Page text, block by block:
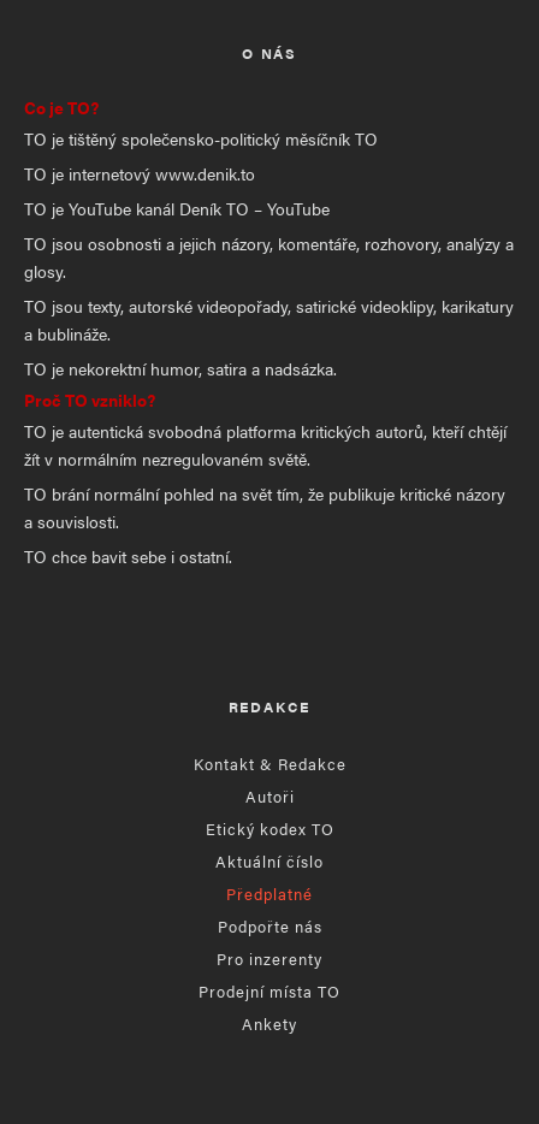
O NÁS
Co je TO?
TO je tištěný společensko-politický měsíčník TO
TO je internetový www.denik.to
TO je YouTube kanál Deník TO – YouTube
TO jsou osobnosti a jejich názory, komentáře, rozhovory, analýzy a
glosy.
TO jsou texty, autorské videopořady, satirické videoklipy, karikatury
a bublináže.
TO je nekorektní humor, satira a nadsázka.
Proč TO vzniklo?
TO je autentická svobodná platforma kritických autorů, kteří chtějí
žít v normálním nezregulovaném světě.
TO brání normální pohled na svět tím, že publikuje kritické názory
a souvislosti.
TO chce bavit sebe i ostatní.
REDAKCE
Kontakt & Redakce
Autoři
Etický kodex TO
Aktuální číslo
Předplatné
Podpořte nás
Pro inzerenty
Prodejní místa TO
Ankety